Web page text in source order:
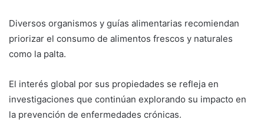
Diversos organismos y guías alimentarias recomiendan
priorizar el consumo de alimentos frescos y naturales
como la palta.
El interés global por sus propiedades se refleja en
investigaciones que continúan explorando su impacto en
la prevención de enfermedades crónicas.